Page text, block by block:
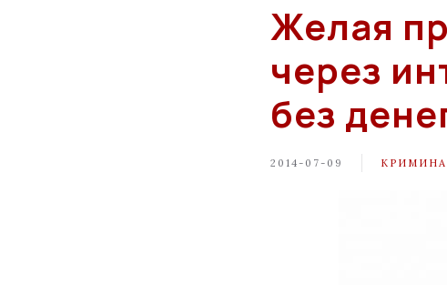
Желая
через
без
2014-07-09